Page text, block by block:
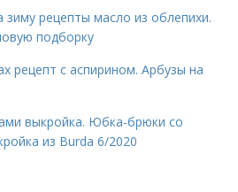
зиму рецепты масло из облепихи.
подборку
рецепт с аспирином. Арбузы на
выкройка. Юбка-брюки со
из Burda 6/2020